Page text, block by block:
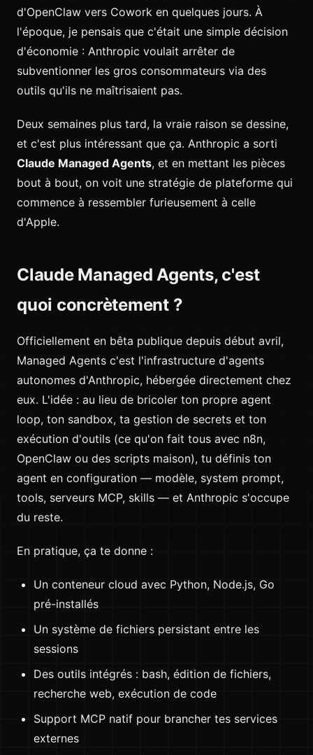
d'OpenClaw vers Cowork en quelques jours. À
l'époque, je pensais que c'était une simple décision
d'économie : Anthropic voulait arrêter de
subventionner les gros consommateurs via des
outils qu'ils ne maîtrisaient pas.
Deux semaines plus tard, la vraie raison se dessine,
et c'est plus intéressant que ça. Anthropic a sorti
Claude Managed Agents, et en mettant les pièces
bout à bout, on voit une stratégie de plateforme qui
commence à ressembler furieusement à celle
d'Apple.
Claude Managed Agents, c'est
quoi concrètement ?
Officiellement en bêta publique depuis début avril,
Managed Agents c'est l'infrastructure d'agents
autonomes d'Anthropic, hébergée directement chez
eux. L'idée : au lieu de bricoler ton propre agent
loop, ton sandbox, ta gestion de secrets et ton
exécution d'outils (ce qu'on fait tous avec n8n,
OpenClaw ou des scripts maison), tu définis ton
agent en configuration — modèle, system prompt,
tools, serveurs MCP, skills — et Anthropic s'occupe
du reste.
En pratique, ça te donne :
Un conteneur cloud avec Python, Node.js, Go
pré-installés
Un système de fichiers persistant entre les
sessions
Des outils intégrés : bash, édition de fichiers,
recherche web, exécution de code
Support MCP natif pour brancher tes services
externes